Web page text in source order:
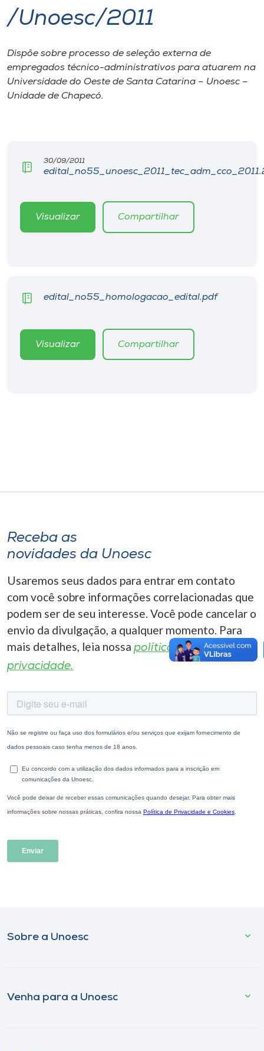
I.nova
Diplomados
Cultura
Biblioteca
Editora
Rádio
Unoesc
/Unoesc/2011
Dispõe sobre processo de seleção externa de
empregados técnico-administrativos para atuarem na
Universidade do Oeste de Santa Catarina – Unoesc –
Unidade de Chapecó.
30/09/2011
Visualizar Compartilhar
edital_no55_homologacao_edital.pdf
Visualizar Compartilhar
Receba as
novidades da Unoesc
Usaremos seus dados para entrar em contato
com você sobre informações correlacionadas que
podem ser de seu interesse. Você pode cancelar o
envio da divulgação, a qualquer momento. Para
mais detalhes, leia nossa política de
privacidade.
Sobre a Unoesc
Venha para a Unoesc